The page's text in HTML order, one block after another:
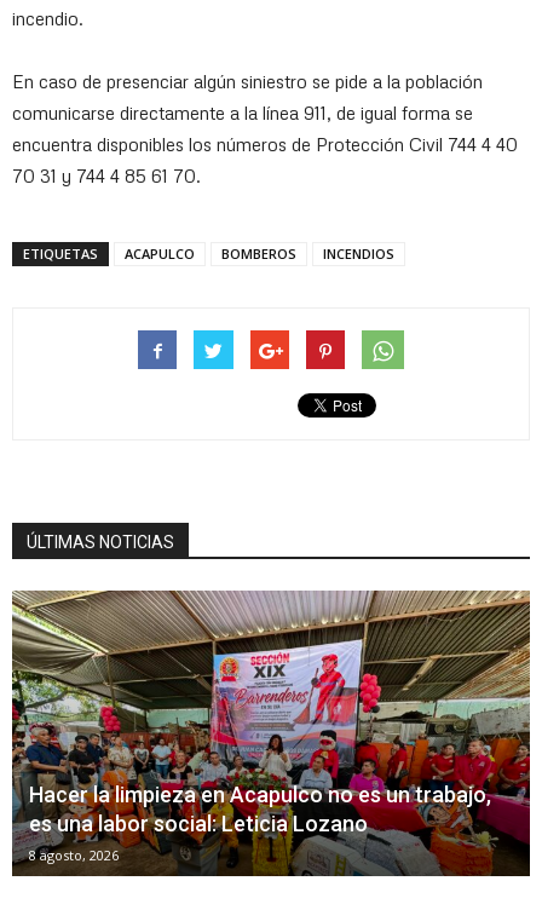
incendio.
En caso de presenciar algún siniestro se pide a la población
comunicarse directamente a la línea 911, de igual forma se
encuentra disponibles los números de Protección Civil 744 4 40
70 31 y 744 4 85 61 70.
ETIQUETAS ACAPULCO BOMBEROS INCENDIOS
ÚLTIMAS NOTICIAS
Hacer la limpieza en Acapulco no es un trabajo,
es una labor social: Leticia Lozano
8 agosto, 2026